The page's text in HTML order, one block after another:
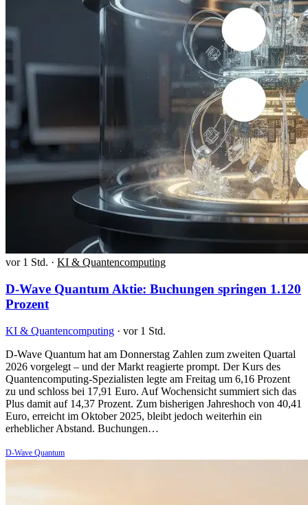
vor 1 Std. · KI & Quantencomputing
D-Wave Quantum Aktie: Buchungen springen 1.120
Prozent
KI & Quantencomputing · vor 1 Std.
D-Wave Quantum hat am Donnerstag Zahlen zum zweiten Quartal
2026 vorgelegt – und der Markt reagierte prompt. Der Kurs des
Quantencomputing-Spezialisten legte am Freitag um 6,16 Prozent
zu und schloss bei 17,91 Euro. Auf Wochensicht summiert sich das
Plus damit auf 14,37 Prozent. Zum bisherigen Jahreshoch von 40,41
Euro, erreicht im Oktober 2025, bleibt jedoch weiterhin ein
erheblicher Abstand. Buchungen…
D-Wave Quantum